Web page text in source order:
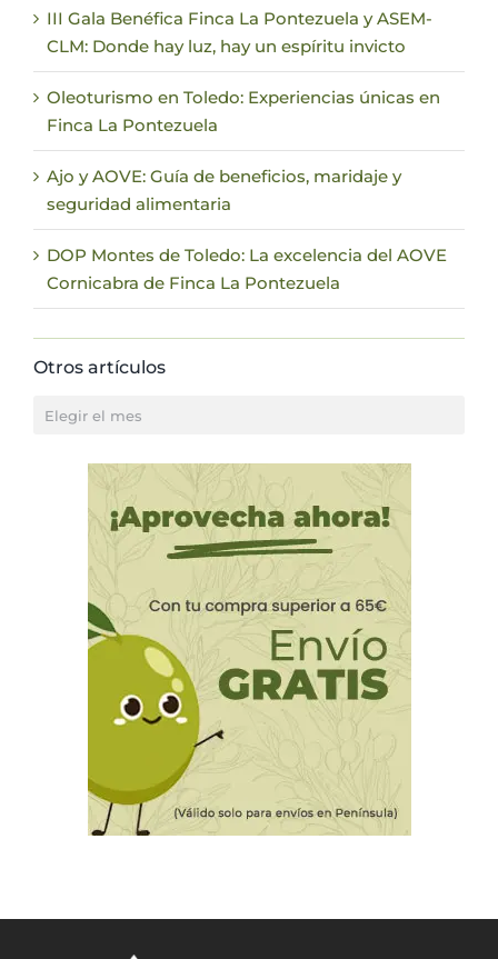
III Gala Benéfica Finca La Pontezuela y ASEM-
CLM: Donde hay luz, hay un espíritu invicto
Oleoturismo en Toledo: Experiencias únicas en
Finca La Pontezuela
Ajo y AOVE: Guía de beneficios, maridaje y
seguridad alimentaria
DOP Montes de Toledo: La excelencia del AOVE
Cornicabra de Finca La Pontezuela
Otros artículos
Otros